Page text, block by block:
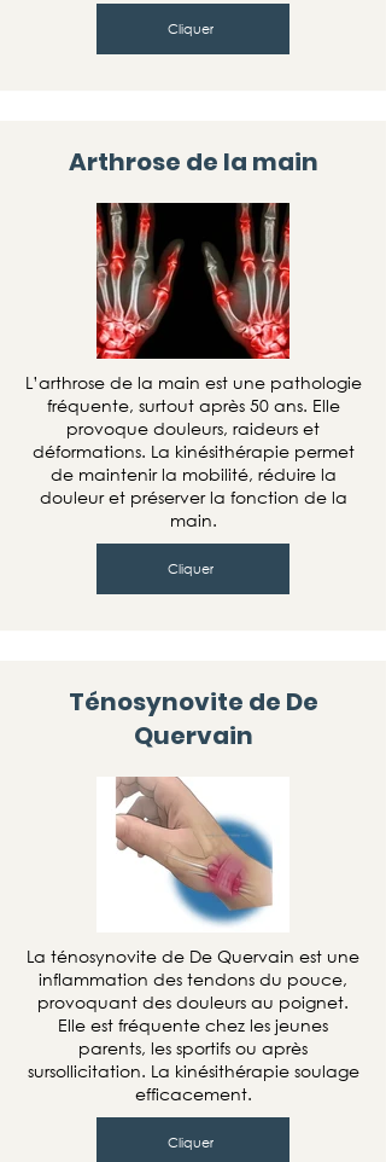
Cliquer
Arthrose de la main
L’arthrose de la main est une pathologie
fréquente, surtout après 50 ans. Elle
provoque douleurs, raideurs et
déformations. La kinésithérapie permet
de maintenir la mobilité, réduire la
douleur et préserver la fonction de la
main.
Cliquer
Ténosynovite de De
Quervain
La ténosynovite de De Quervain est une
inflammation des tendons du pouce,
provoquant des douleurs au poignet.
Elle est fréquente chez les jeunes
parents, les sportifs ou après
sursollicitation. La kinésithérapie soulage
efficacement.
Cliquer